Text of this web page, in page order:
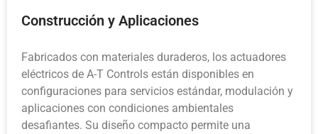
Construcción y Aplicaciones
Fabricados con materiales duraderos, los actuadores
eléctricos de A-T Controls están disponibles en
configuraciones para servicios estándar, modulación y
aplicaciones con condiciones ambientales
desafiantes. Su diseño compacto permite una